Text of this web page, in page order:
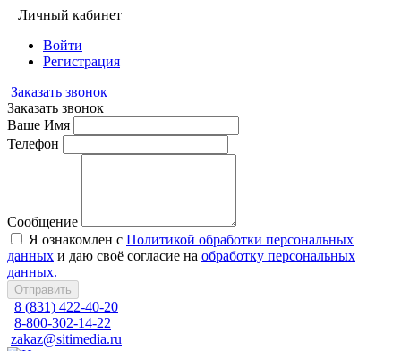
Личный кабинет
Войти
Регистрация
Заказать звонок
Заказать звонок
Ваше Имя
Телефон
Сообщение
Я ознакомлен с Политикой обработки персональных
данных и даю своё согласие на обработку персональных
данных.
Отправить
8 (831) 422-40-20
8-800-302-14-22
zakaz@sitimedia.ru